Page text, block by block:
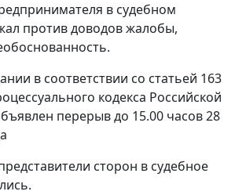
в судебном
против доводов жалобы,
в соответствии со статьей 163
кодекса Российской
перерыв до 15.00 часов 28
сторон в судебное